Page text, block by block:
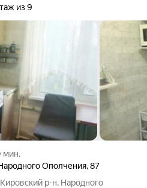
из 9
мин.
Ополчения,87
р-н, Народного